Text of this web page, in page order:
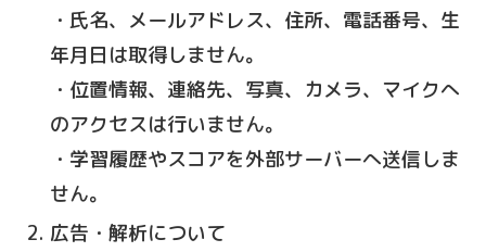
・氏名、メールアドレス、住所、電話番号、生
年月日は取得しません。
・位置情報、連絡先、写真、カメラ、マイクへ
のアクセスは行いません。
・学習履歴やスコアを外部サーバーへ送信しま
せん。
広告・解析について